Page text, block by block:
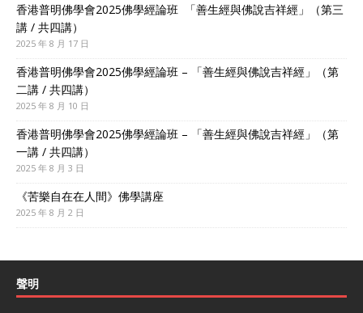
香港普明佛學會2025佛學經論班 「善生經與佛說吉祥經」（第三
講 / 共四講）
2025 年 8 月 17 日
香港普明佛學會2025佛學經論班 – 「善生經與佛說吉祥經」（第
二講 / 共四講）
2025 年 8 月 10 日
香港普明佛學會2025佛學經論班 – 「善生經與佛說吉祥經」（第
一講 / 共四講）
2025 年 8 月 3 日
《苦樂自在在人間》佛學講座
2025 年 8 月 2 日
聲明